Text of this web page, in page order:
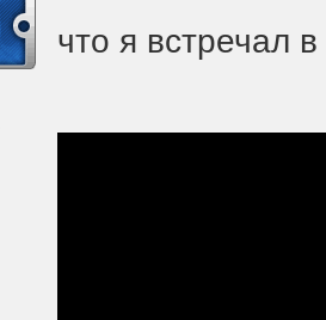
что я встречал в